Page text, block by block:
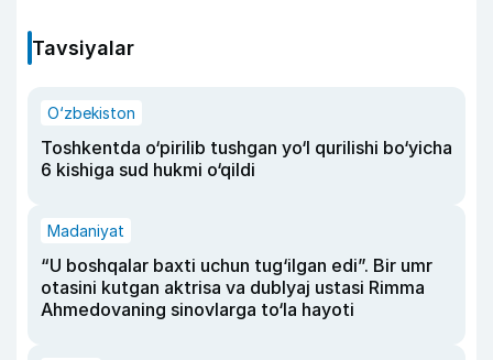
Tavsiyalar
O‘zbekiston
Toshkentda o‘pirilib tushgan yo‘l qurilishi bo‘yicha
6 kishiga sud hukmi o‘qildi
Madaniyat
“U boshqalar baxti uchun tug‘ilgan edi”. Bir umr
otasini kutgan aktrisa va dublyaj ustasi Rimma
Ahmedovaning sinovlarga to‘la hayoti